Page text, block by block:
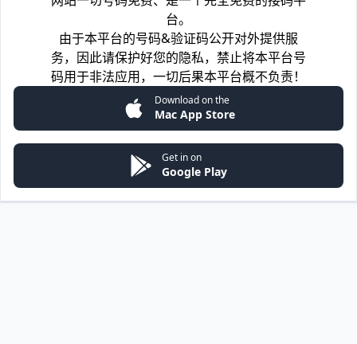
台。
由于本平台的号码&验证码公开对外提供服
务，因此请保护好您的隐私，禁止将本平台号
码用于非法应用，一切后果本平台概不负责！
Download on the
Mac App Store
Get in on
Google Play